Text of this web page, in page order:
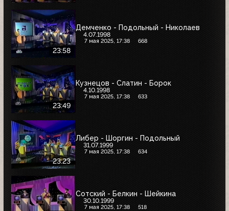
23:58
Демченко - Подольный - Николаев
4.07.1998
7 мая 2025, 17:38 668
23:49
Кузнецов - Слатин - Борок
4.10.1998
7 мая 2025, 17:38 633
23:23
Либер - Шоргин - Подольный
31.07.1999
7 мая 2025, 17:38 634
Сотский - Белкин - Шейкина
30.10.1999
7 мая 2025, 17:38 518